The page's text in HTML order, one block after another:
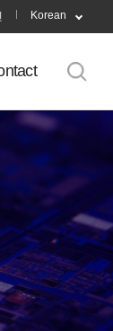
Korean